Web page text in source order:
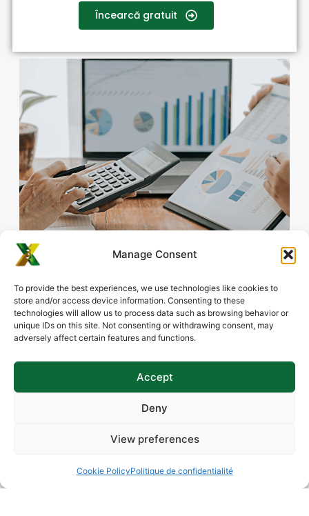
Manage Consent
To provide the best experiences, we use technologies like cookies to
store and/or access device information. Consenting to these
technologies will allow us to process data such as browsing behavior or
unique IDs on this site. Not consenting or withdrawing consent, may
adversely affect certain features and functions.
Accept
Deny
View preferences
Cookie PolicyPolitique de confidentialité
Încearcă gratuit
Partager Cet Article
Email WhatsApp
Découvrez comment Triox simplifie la facturation